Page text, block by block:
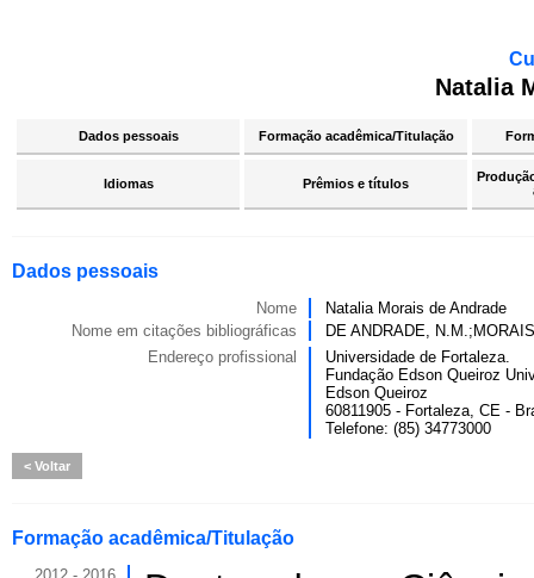
Natalia
Dados pessoais Formação acadêmica/Titulação
Idiomas Prêmios e títulos
Dados pessoais
Nome
Natalia Morais de Andrade
Nome em citações bibliográficas
DE ANDRADE,
Endereço profissional
Universidade de Fortaleza.
Fundação Edson Queiroz
Edson Queiroz
60811905 - Fortaleza, CE -
Telefone: (85) 34773000
Voltar
Formação acadêmica/Titulação